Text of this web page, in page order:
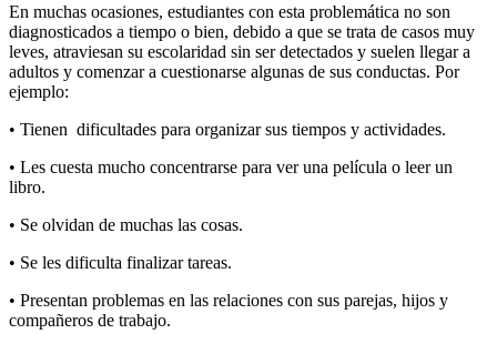
En muchas ocasiones, estudiantes con esta problemática no son
diagnosticados a tiempo o bien, debido a que se trata de casos muy
leves, atraviesan su escolaridad sin ser detectados y suelen llegar a
adultos y comenzar a cuestionarse algunas de sus conductas. Por
ejemplo:
• Tienen dificultades para organizar sus tiempos y actividades.
• Les cuesta mucho concentrarse para ver una película o leer un
libro.
• Se olvidan de muchas las cosas.
• Se les dificulta finalizar tareas.
• Presentan problemas en las relaciones con sus parejas, hijos y
compañeros de trabajo.